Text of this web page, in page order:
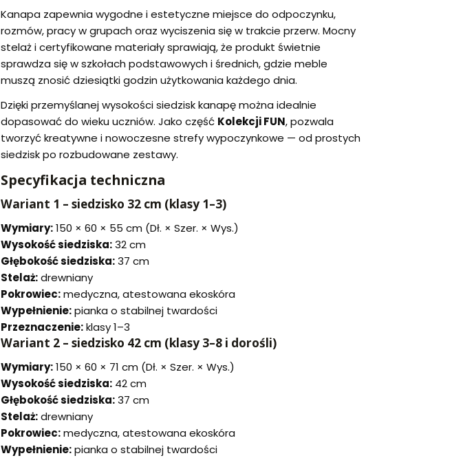
Kanapa zapewnia wygodne i estetyczne miejsce do odpoczynku,
rozmów, pracy w grupach oraz wyciszenia się w trakcie przerw. Mocny
stelaż i certyfikowane materiały sprawiają, że produkt świetnie
sprawdza się w szkołach podstawowych i średnich, gdzie meble
muszą znosić dziesiątki godzin użytkowania każdego dnia.
Dzięki przemyślanej wysokości siedzisk kanapę można idealnie
dopasować do wieku uczniów. Jako część Kolekcji FUN, pozwala
tworzyć kreatywne i nowoczesne strefy wypoczynkowe — od prostych
siedzisk po rozbudowane zestawy.
Specyfikacja techniczna
Wariant 1 – siedzisko 32 cm (klasy 1–3)
Wymiary:150 × 60 × 55 cm (Dł. × Szer. × Wys.)
Wysokość siedziska:32 cm
Głębokość siedziska:37 cm
Stelaż:drewniany
Pokrowiec:medyczna, atestowana ekoskóra
Wypełnienie:pianka o stabilnej twardości
Przeznaczenie:klasy 1–3
Wariant 2 – siedzisko 42 cm (klasy 3–8 i dorośli)
Wymiary:150 × 60 × 71 cm (Dł. × Szer. × Wys.)
Wysokość siedziska: 42 cm
Głębokość siedziska:37 cm
Stelaż:drewniany
Pokrowiec:medyczna, atestowana ekoskóra
Wypełnienie:pianka o stabilnej twardości